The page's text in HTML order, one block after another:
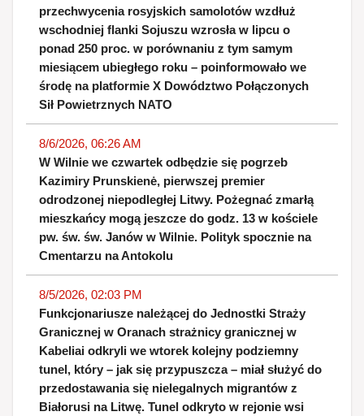
przechwycenia rosyjskich samolotów wzdłuż
wschodniej flanki Sojuszu wzrosła w lipcu o
ponad 250 proc. w porównaniu z tym samym
miesiącem ubiegłego roku – poinformowało we
środę na platformie X Dowództwo Połączonych
Sił Powietrznych NATO
8/6/2026, 06:26 AM
W Wilnie we czwartek odbędzie się pogrzeb
Kazimiry Prunskienė, pierwszej premier
odrodzonej niepodległej Litwy. Pożegnać zmarłą
mieszkańcy mogą jeszcze do godz. 13 w kościele
pw. św. św. Janów w Wilnie. Polityk spocznie na
Cmentarzu na Antokolu
8/5/2026, 02:03 PM
Funkcjonariusze należącej do Jednostki Straży
Granicznej w Oranach strażnicy granicznej w
Kabeliai odkryli we wtorek kolejny podziemny
tunel, który – jak się przypuszcza – miał służyć do
przedostawania się nielegalnych migrantów z
Białorusi na Litwę. Tunel odkryto w rejonie wsi